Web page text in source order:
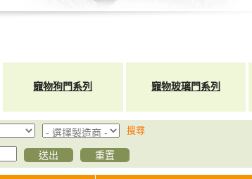
寵物狗門系列 寵物玻璃門系列
搜尋